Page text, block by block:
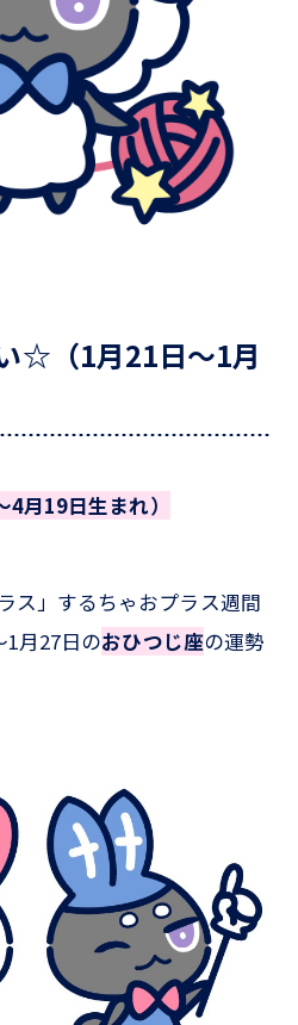
☆（1月21日～1月
月19日生まれ）
ス」するちゃおプラス週間
月27日のおひつじ座の運勢